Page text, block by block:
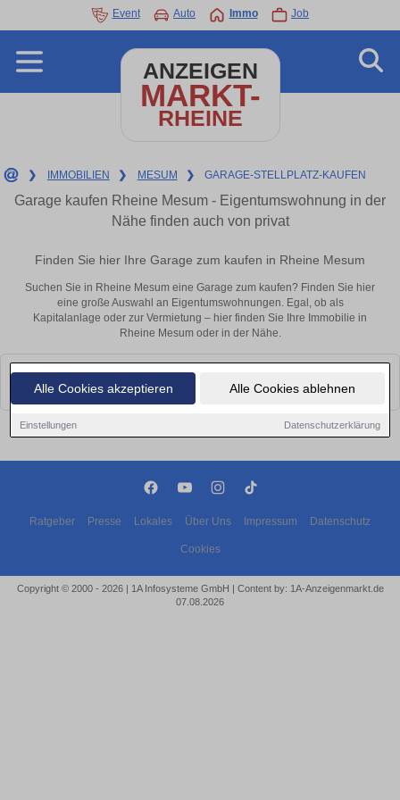
Alle Cookies akzeptieren Alle Cookies ablehnen
Einstellungen Datenschutzerklärung
Event Auto Immo Job
ANZEIGEN
MARKT-
RHEINE
❯ IMMOBILIEN ❯ MESUM ❯ GARAGE-STELLPLATZ-KAUFEN
Garage kaufen Rheine Mesum - Eigentumswohnung in der
Nähe finden auch von privat
Finden Sie hier Ihre Garage zum kaufen in Rheine Mesum
Suchen Sie in Rheine Mesum eine Garage zum kaufen? Finden Sie hier
eine große Auswahl an Eigentumswohnungen. Egal, ob als
Kapitalanlage oder zur Vermietung – hier finden Sie Ihre Immobilie in
Rheine Mesum oder in der Nähe.
Leider konnten wir derzeit keine passenden Objekte finden. Schauen Sie
bald wieder vorbei!
Ratgeber Presse Lokales Über Uns Impressum Datenschutz
Cookies
Copyright © 2000 - 2026 | 1A Infosysteme GmbH | Content by: 1A-Anzeigenmarkt.de
07.08.2026